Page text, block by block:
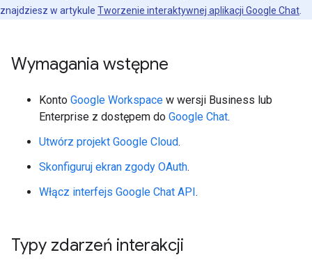
znajdziesz w artykule Tworzenie interaktywnej aplikacji Google Chat
Wymagania wstępne
Konto Google Workspace w wersji Business lub
Enterprise z dostępem do Google Chat.
Utwórz projekt Google Cloud.
Skonfiguruj ekran zgody OAuth.
Włącz interfejs Google Chat API.
Typy zdarzeń interakcji